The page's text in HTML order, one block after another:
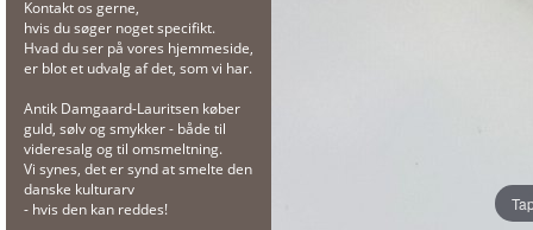
Kontakt os gerne,
hvis du søger noget specifikt.
Hvad du ser på vores hjemmeside,
er blot et udvalg af det, som vi har.
Antik Damgaard-Lauritsen køber
guld, sølv og smykker - både til
videresalg og til omsmeltning.
Vi synes, det er synd at smelte den
danske kulturarv
- hvis den kan reddes!